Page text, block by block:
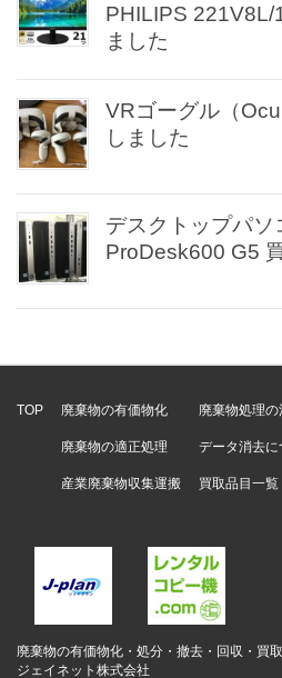
PHILIPS 221V8L/
ました
VRゴーグル（
しました
デスクトップパソ
ProDesk600 G5
TOP 廃棄物の有価物化
廃棄物の適正処理
産業廃棄物収集運搬
廃棄物処理の
データ消去に
買取品目一覧
廃棄物の有価物化・処分・撤去・回収・買取
ジェイネット株式会社